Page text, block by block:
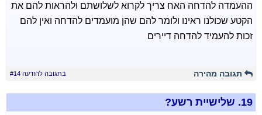
ההעמדה להדחה האח צריך לקרוא לשלושתם ולהראות להם את
הקטע שכולנו ראינו ולומר להם שהן מועמדים להדחה ואין להם
זכות להעמיד להדחה דיירים
תגובה מהירה בתגובה להודעה #14
19. שלישיית רשע?